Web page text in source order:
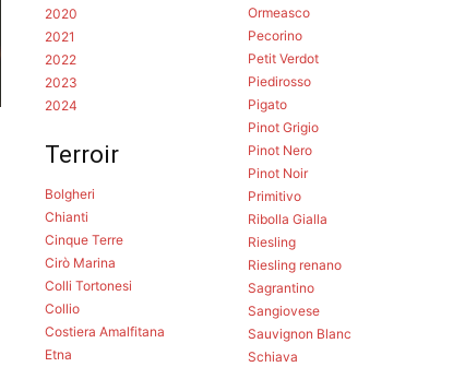
2020
2021
2022
2023
2024
Terroir
Bolgheri
Chianti
Cinque Terre
Cirò Marina
Colli Tortonesi
Collio
Costiera Amalfitana
Etna
Ormeasco
Pecorino
Petit Verdot
Piedirosso
Pigato
Pinot Grigio
Pinot Nero
Pinot Noir
Primitivo
Ribolla Gialla
Riesling
Riesling renano
Sagrantino
Sangiovese
Sauvignon Blanc
Schiava